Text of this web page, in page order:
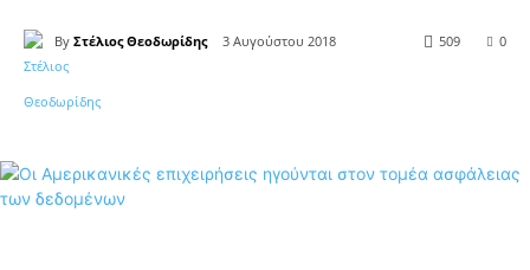
By Στέλιος Θεοδωρίδης 3 Αυγούστου 2018 0
509